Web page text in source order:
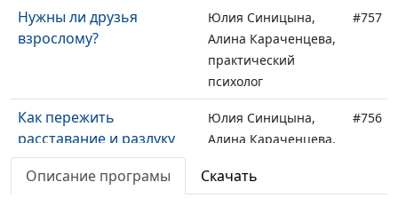
Нужны ли друзья
взрослому?
Юлия Синицына,
Алина Караченцева,
практический
психолог
#757
Как пережить
расставание и разлуку
Юлия Синицына,
Алина Караченцева,
психолог
#756
Описание програмы Скачать